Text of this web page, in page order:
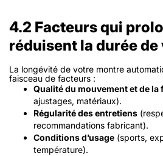
4.2 Facteurs qui
réduisent la durée de
La longévité de votre montre
faisceau de facteurs :
Qualité du mouvement et de
ajustages, matériaux).
Régularité des entretiens
recommandations fabricant).
Conditions d’usage (sports,
température).